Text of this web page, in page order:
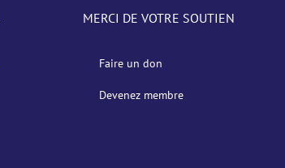
MERCI DE VOTRE SOUTIEN
Faire un don
Devenez membre